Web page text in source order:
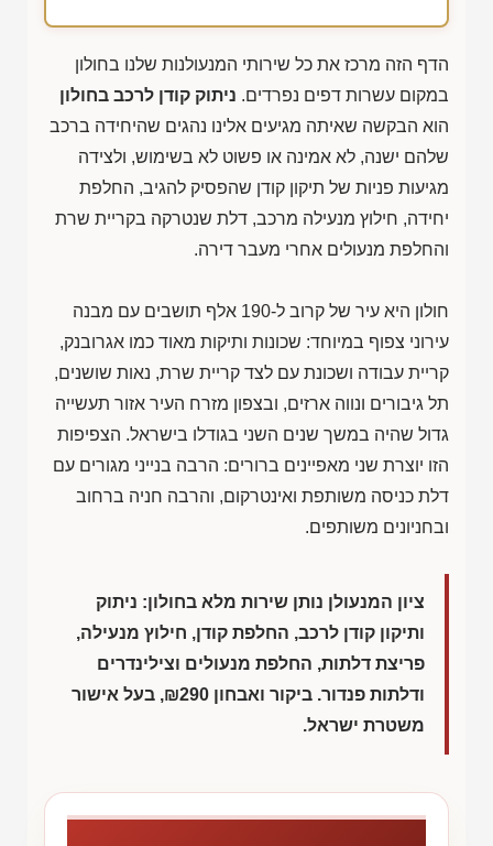
הדף הזה מרכז את כל שירותי המנעולנות שלנו בחולון
במקום עשרות דפים נפרדים. ניתוק קודן לרכב בחולון
הוא הבקשה שאיתה מגיעים אלינו נהגים שהיחידה ברכב
שלהם ישנה, לא אמינה או פשוט לא בשימוש, ולצידה
מגיעות פניות של תיקון קודן שהפסיק להגיב, החלפת
יחידה, חילוץ מנעילה מרכב, דלת שנטרקה בקריית שרת
והחלפת מנעולים אחרי מעבר דירה.
חולון היא עיר של קרוב ל-190 אלף תושבים עם מבנה
עירוני צפוף במיוחד: שכונות ותיקות מאוד כמו אגרובנק,
קריית עבודה ושכונת עם לצד קריית שרת, נאות שושנים,
תל גיבורים ונווה ארזים, ובצפון מזרח העיר אזור תעשייה
גדול שהיה במשך שנים השני בגודלו בישראל. הצפיפות
הזו יוצרת שני מאפיינים ברורים: הרבה בנייני מגורים עם
דלת כניסה משותפת ואינטרקום, והרבה חניה ברחוב
ובחניונים משותפים.
ציון המנעולן נותן שירות מלא בחולון: ניתוק
ותיקון קודן לרכב, החלפת קודן, חילוץ מנעילה,
פריצת דלתות, החלפת מנעולים וצילינדרים
ודלתות פנדור. ביקור ואבחון ₪290, בעל אישור
משטרת ישראל.